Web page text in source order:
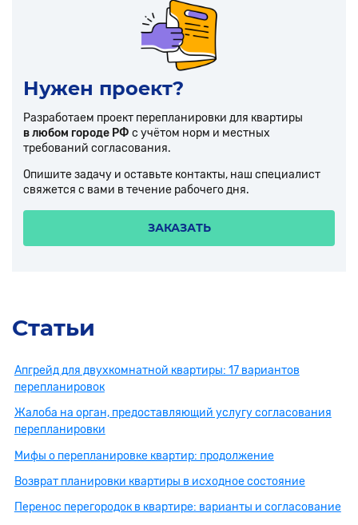
Нужен проект?
Разработаем проект перепланировки для квартиры
в любом городе РФ с учётом норм и местных
требований согласования.
Опишите задачу и оставьте контакты, наш специалист
свяжется с вами в течение рабочего дня.
ЗАКАЗАТЬ
Статьи
Апгрейд для двухкомнатной квартиры: 17 вариантов
перепланировок
Жалоба на орган, предоставляющий услугу согласования
перепланировки
Мифы о перепланировке квартир: продолжение
Возврат планировки квартиры в исходное состояние
Перенос перегородок в квартире: варианты и согласование